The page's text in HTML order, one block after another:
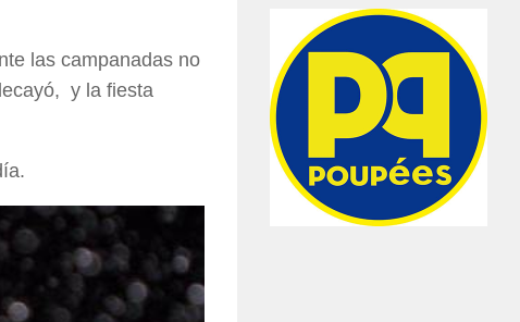
las campanadas no
y la fiesta